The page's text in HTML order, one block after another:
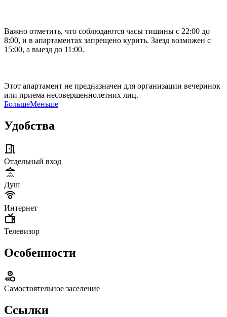
Важно отметить, что соблюдаются часы тишины с 22:00 до
8:00, и в апартаментах запрещено курить. Заезд возможен с
15:00, а выезд до 11:00.
Этот апартамент не предназначен для организации вечеринок
или приема несовершеннолетних лиц.
БольшеМеньше
Удобства
Отдельный вход
Душ
Интернет
Телевизор
Особенности
Самостоятельное заселение
Ссылки